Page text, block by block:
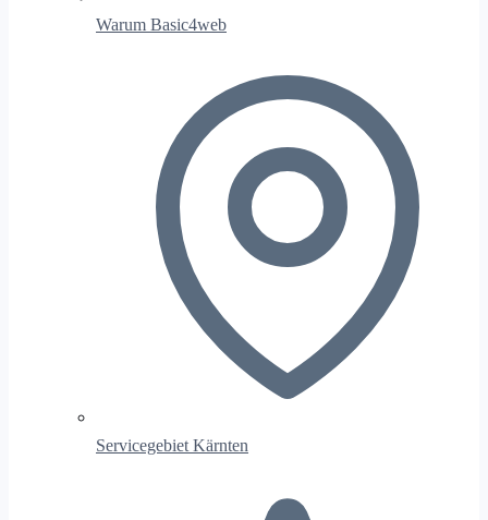
Warum Basic4web
Servicegebiet Kärnten